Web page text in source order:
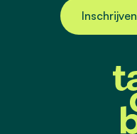
Inschrijven